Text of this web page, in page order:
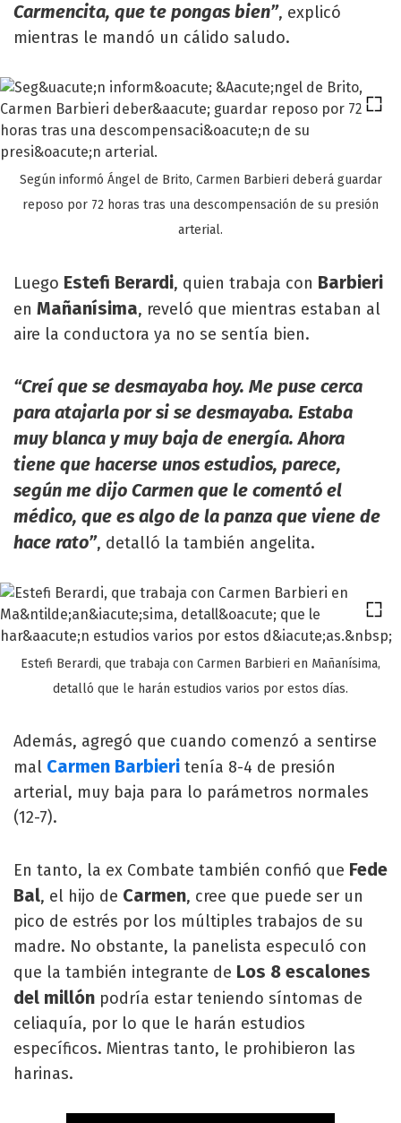
Carmencita, que te pongas bien”, explicó
mientras le mandó un cálido saludo.
Según informó Ángel de Brito, Carmen Barbieri deberá guardar
reposo por 72 horas tras una descompensación de su presión
arterial.
Luego Estefi Berardi, quien trabaja con Barbieri
en Mañanísima, reveló que mientras estaban al
aire la conductora ya no se sentía bien.
“Creí que se desmayaba hoy. Me puse cerca
para atajarla por si se desmayaba. Estaba
muy blanca y muy baja de energía. Ahora
tiene que hacerse unos estudios, parece,
según me dijo Carmen que le comentó el
médico, que es algo de la panza que viene de
hace rato”, detalló la también angelita.
Estefi Berardi, que trabaja con Carmen Barbieri en Mañanísima,
detalló que le harán estudios varios por estos días.
Además, agregó que cuando comenzó a sentirse
mal Carmen Barbieri tenía 8-4 de presión
arterial, muy baja para lo parámetros normales
(12-7).
En tanto, la ex Combate también confió que Fede
Bal, el hijo de Carmen, cree que puede ser un
pico de estrés por los múltiples trabajos de su
madre. No obstante, la panelista especuló con
que la también integrante de Los 8 escalones
del millón podría estar teniendo síntomas de
celiaquía, por lo que le harán estudios
específicos. Mientras tanto, le prohibieron las
harinas.